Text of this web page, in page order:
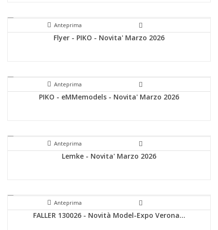
Anteprima
Flyer - PIKO - Novita' Marzo 2026
Anteprima
PIKO - eMMemodels - Novita' Marzo 2026
Anteprima
Lemke - Novita' Marzo 2026
Anteprima
FALLER 130026 - Novità Model-Expo Verona...